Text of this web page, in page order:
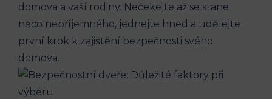
domova a vaší rodiny. Nečekejte až se stane
něco nepříjemného, jednejte hned a udělejte
první krok k zajištění bezpečnosti svého
domova.